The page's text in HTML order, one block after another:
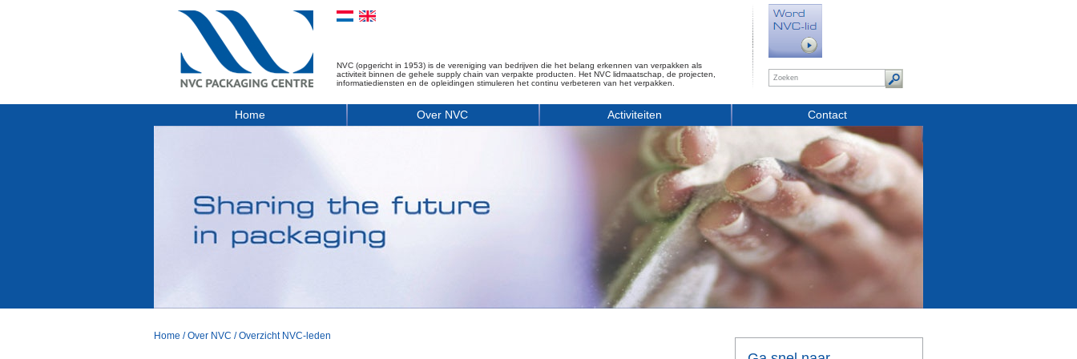
NVC (opgericht in 1953) is de vereniging van bedrijven die het belang erkennen van verpakken als
activiteit binnen de gehele supply chain van verpakte producten. Het NVC lidmaatschap, de projecten,
informatiediensten en de opleidingen stimuleren het continu verbeteren van het verpakken.
Home Over NVC Activiteiten Contact
Home /Over NVC /Overzicht NVC-leden